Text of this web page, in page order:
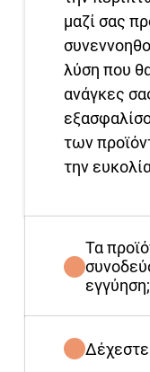
μαζί σας
λύση που
ανάγκες
των
την
Τα
εγγύηση;